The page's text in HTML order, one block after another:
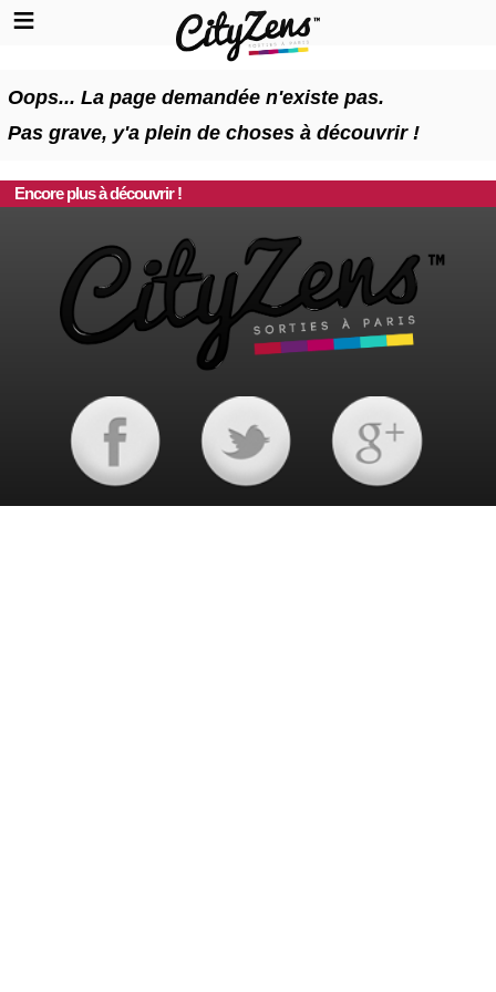
Oops... La page demandée n'existe pas.
Pas grave, y'a plein de choses à découvrir !
Encore plus à découvrir !